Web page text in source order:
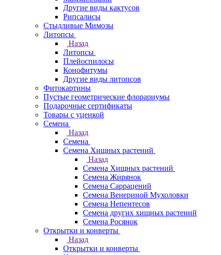
Другие виды кактусов
Рипсалисы
Стыдливые Мимозы
Литопсы
Назад
Литопсы
Плейоспилосы
Конофитумы
Другие виды литопсов
Фитокартины
Пустые геометрические флорариумы
Подарочные сертификаты
Товары с уценкой
Семена
Назад
Семена
Семена Хищных растений
Назад
Семена Хищных растений
Семена Жирянок
Семена Саррацений
Семена Венериной Мухоловки
Семена Непентесов
Семена других хищных растений
Семена Росянок
Открытки и конверты
Назад
Открытки и конверты